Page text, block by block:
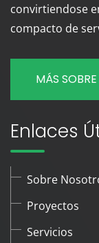
convirtiendose
compacto de
MÁS
Enlaces
Sobre
Proyectos
Servicios